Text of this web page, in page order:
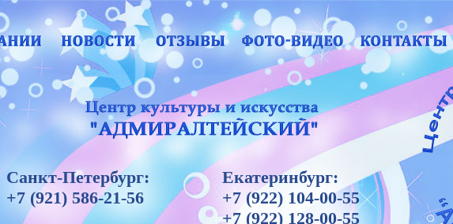
Санкт-Петербург:
+7 (921) 586-21-56
Екатеринбург:
+7 (922) 104-00-55
+7 (922) 128-00-55